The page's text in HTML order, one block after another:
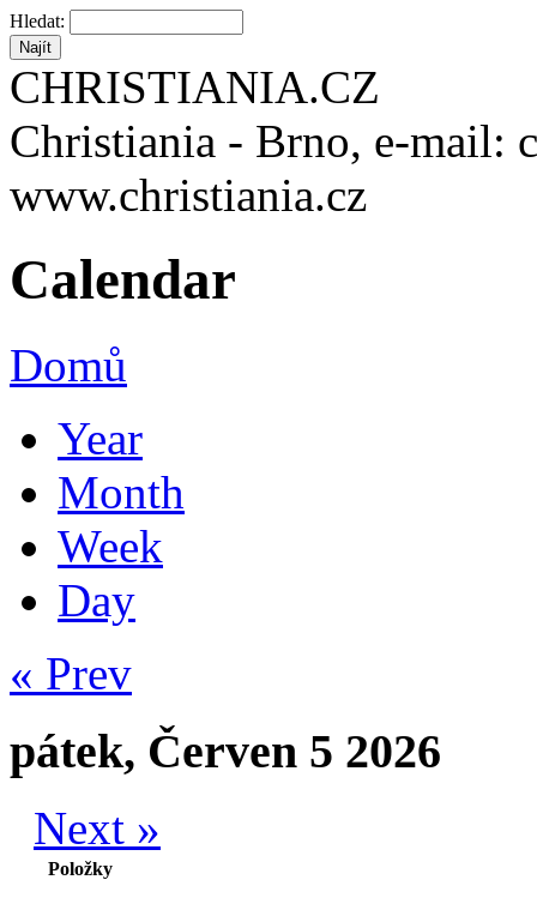
Hledat:
CHRISTIANIA.CZ
Christiania - Brno, e-mail:
www.christiania.cz
Calendar
Domů
Year
Month
Week
Day
« Prev
pátek, Červen 5 2026
Next »
Položky